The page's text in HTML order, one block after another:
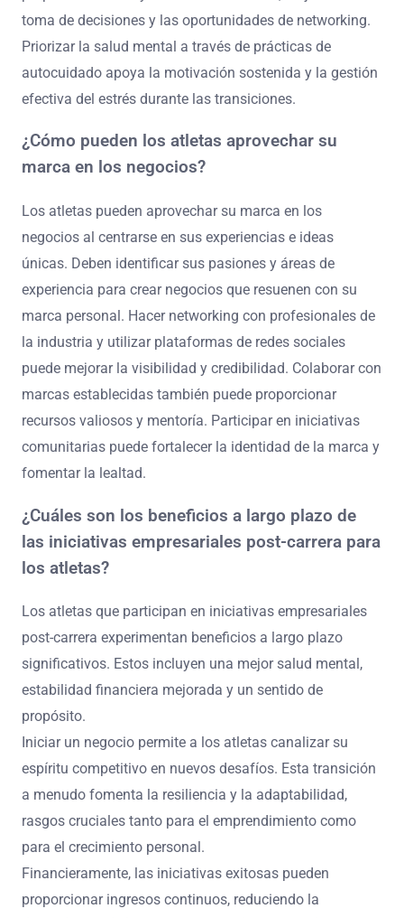
toma de decisiones y las oportunidades de networking.
Priorizar la salud mental a través de prácticas de
autocuidado apoya la motivación sostenida y la gestión
efectiva del estrés durante las transiciones.
¿Cómo pueden los atletas aprovechar su
marca en los negocios?
Los atletas pueden aprovechar su marca en los
negocios al centrarse en sus experiencias e ideas
únicas. Deben identificar sus pasiones y áreas de
experiencia para crear negocios que resuenen con su
marca personal. Hacer networking con profesionales de
la industria y utilizar plataformas de redes sociales
puede mejorar la visibilidad y credibilidad. Colaborar con
marcas establecidas también puede proporcionar
recursos valiosos y mentoría. Participar en iniciativas
comunitarias puede fortalecer la identidad de la marca y
fomentar la lealtad.
¿Cuáles son los beneficios a largo plazo de
las iniciativas empresariales post-carrera para
los atletas?
Los atletas que participan en iniciativas empresariales
post-carrera experimentan beneficios a largo plazo
significativos. Estos incluyen una mejor salud mental,
estabilidad financiera mejorada y un sentido de
propósito.
Iniciar un negocio permite a los atletas canalizar su
espíritu competitivo en nuevos desafíos. Esta transición
a menudo fomenta la resiliencia y la adaptabilidad,
rasgos cruciales tanto para el emprendimiento como
para el crecimiento personal.
Financieramente, las iniciativas exitosas pueden
proporcionar ingresos continuos, reduciendo la